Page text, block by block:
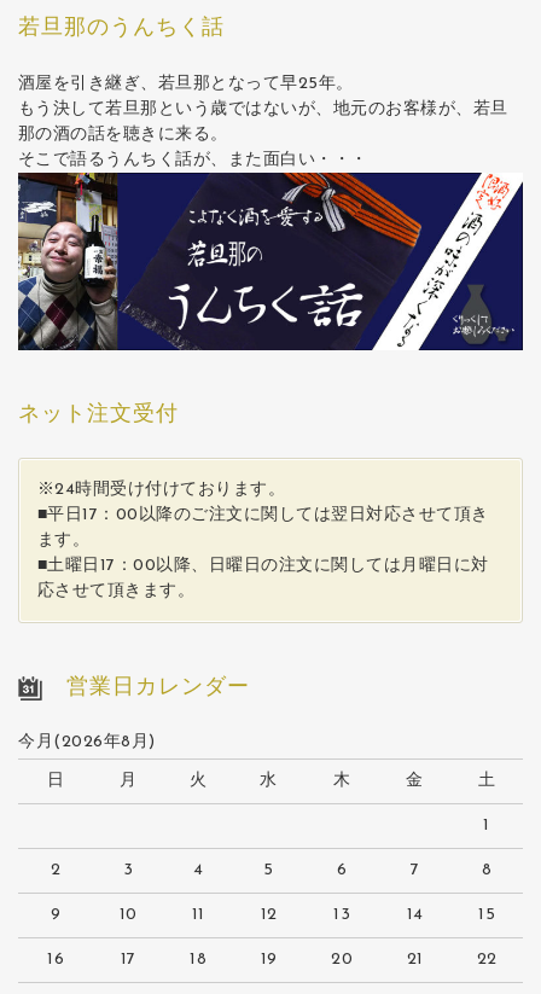
若旦那のうんちく話
酒屋を引き継ぎ、若旦那となって早25年。
もう決して若旦那という歳ではないが、地元のお客様が、若旦
那の酒の話を聴きに来る。
そこで語るうんちく話が、また面白い・・・
ネット注文受付
※24時間受け付けております。
■平日17：00以降のご注文に関しては翌日対応させて頂き
ます。
■土曜日17：00以降、日曜日の注文に関しては月曜日に対
応させて頂きます。
営業日カレンダー
今月(2026年8月)
日 月 火 水 木 金 土
1
2 3 4 5 6 7 8
9 10 11 12 13 14 15
16 17 18 19 20 21 22